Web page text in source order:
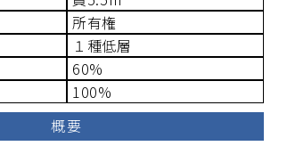
所有権
１種低層
60%
100%
概要